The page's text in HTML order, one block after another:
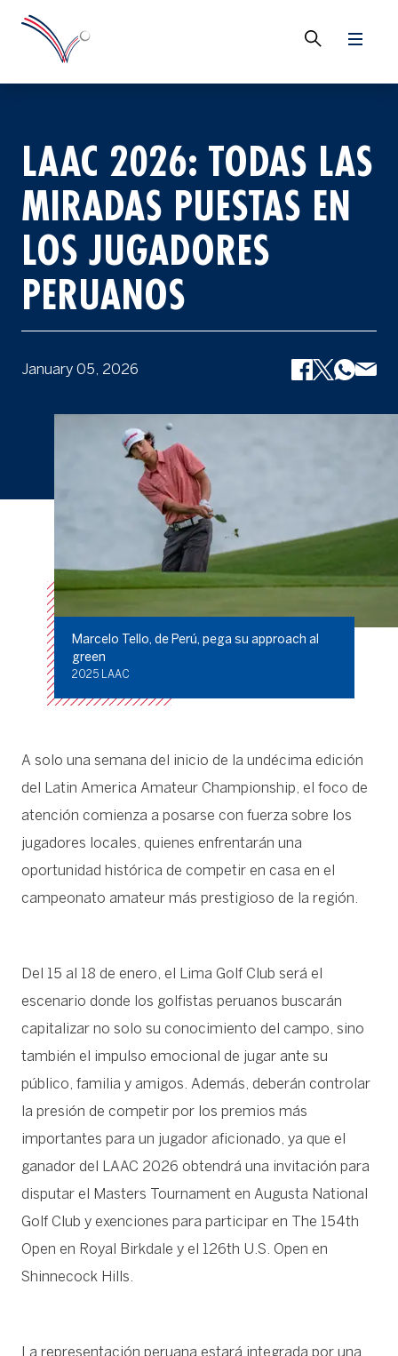
LAAC 2026: TODAS LAS
MIRADAS PUESTAS EN
LOS JUGADORES
PERUANOS
January 05, 2026
Marcelo Tello, de Perú, pega su approach al
green
2025 LAAC
A solo una semana del inicio de la undécima edición
del Latin America Amateur Championship, el foco de
atención comienza a posarse con fuerza sobre los
jugadores locales, quienes enfrentarán una
oportunidad histórica de competir en casa en el
campeonato amateur más prestigioso de la región.
Del 15 al 18 de enero, el Lima Golf Club será el
escenario donde los golfistas peruanos buscarán
capitalizar no solo su conocimiento del campo, sino
también el impulso emocional de jugar ante su
público, familia y amigos. Además, deberán controlar
la presión de competir por los premios más
importantes para un jugador aficionado, ya que el
ganador del LAAC 2026 obtendrá una invitación para
disputar el Masters Tournament en Augusta National
Golf Club y exenciones para participar en The 154th
Open en Royal Birkdale y el 126th U.S. Open en
Shinnecock Hills.
La representación peruana estará integrada por una